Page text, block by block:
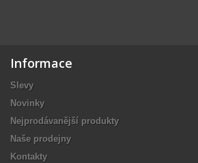
Informace
Slevy
Novinky
Nejprodávanější produkty
Naše prodejny
Kontakty